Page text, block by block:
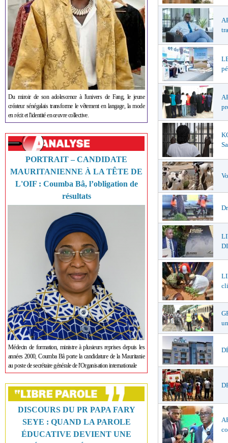
Du miroir de son adolescence à l'univers de Fang, le jeune
créateur sénégalais transforme le vêtement en langage, la mode
en récit et l'identité en œuvre collective.
PORTRAIT – CANDIDATE
MAURITANIENNE À LA TÊTE DE
L'OIF : Coumba Bâ, l’obligation de
résultats
Médecin de formation, ministre à plusieurs reprises depuis les
années 2000, Coumba Bâ porte la candidature de la Mauritanie
au poste de secrétaire générale de l'Organisation internationale
DISCOURS DU PR PAPA FARY
SEYE : QUAND LA PAROLE
ÉDUCATIVE DEVIENT UNE